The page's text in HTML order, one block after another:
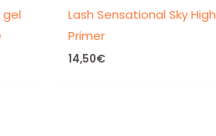
gel
Lash Sensational Sky High
Primer
14,50€